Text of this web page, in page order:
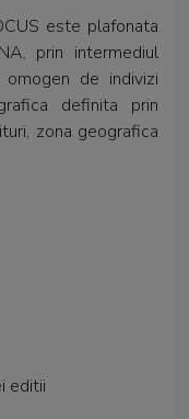
este plafonata
prin intermediul
de indivizi
definita prin
zona geografica
editii